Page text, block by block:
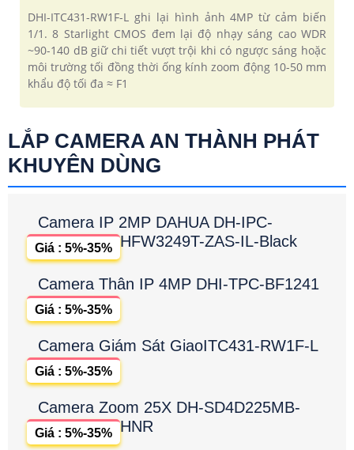
DHI-ITC431-RW1F-L ghi lại hình ảnh 4MP từ cảm biến
1/1. 8 Starlight CMOS đem lại độ nhạy sáng cao WDR
~90-140 dB giữ chi tiết vượt trội khi có ngược sáng hoặc
môi trường tối đồng thời ống kính zoom động 10-50 mm
khẩu độ tối đa ≈ F1
LẮP CAMERA AN THÀNH PHÁT
KHUYÊN DÙNG
Camera IP 2MP DAHUA DH-IPC-
HFW3249T-ZAS-IL-Black
Giá : 5%-35%
Camera Thân IP 4MP DHI-TPC-BF1241
Giá : 5%-35%
Camera Giám Sát GiaoITC431-RW1F-L
Giá : 5%-35%
Camera Zoom 25X DH-SD4D225MB-
HNR
Giá : 5%-35%